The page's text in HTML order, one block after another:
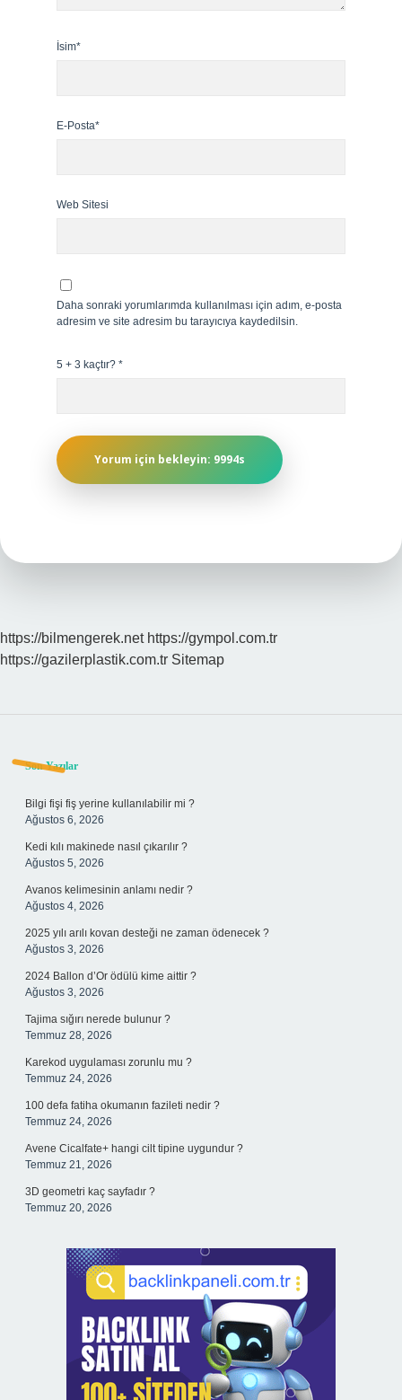
İsim*
E-Posta*
Web Sitesi
Daha sonraki yorumlarımda kullanılması için adım, e-posta
adresim ve site adresim bu tarayıcıya kaydedilsin.
5 + 3 kaçtır? *
https://bilmengerek.net https://gympol.com.tr
https://gazilerplastik.com.tr Sitemap
Sidebar
Son Yazılar
Bilgi fişi fiş yerine kullanılabilir mi ?
Ağustos 6, 2026
Kedi kılı makinede nasıl çıkarılır ?
Ağustos 5, 2026
Avanos kelimesinin anlamı nedir ?
Ağustos 4, 2026
2025 yılı arılı kovan desteği ne zaman ödenecek ?
Ağustos 3, 2026
2024 Ballon d’Or ödülü kime aittir ?
Ağustos 3, 2026
Tajima sığırı nerede bulunur ?
Temmuz 28, 2026
Karekod uygulaması zorunlu mu ?
Temmuz 24, 2026
100 defa fatiha okumanın fazileti nedir ?
Temmuz 24, 2026
Avene Cicalfate+ hangi cilt tipine uygundur ?
Temmuz 21, 2026
3D geometri kaç sayfadır ?
Temmuz 20, 2026